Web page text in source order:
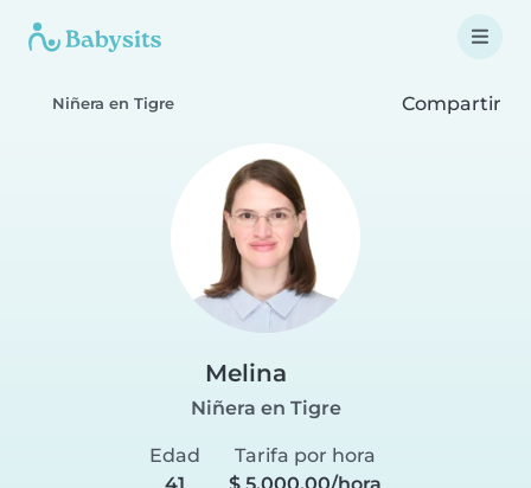
Niñera en Tigre Compartir
Melina
Niñera en Tigre
Edad
Tarifa por hora